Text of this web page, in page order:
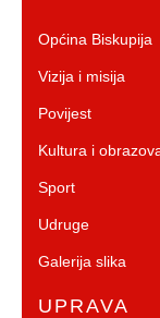
Općina Biskupija
Vizija i misija
Povijest
Kultura i
Sport
Udruge
Galerija slika
UPRAVA